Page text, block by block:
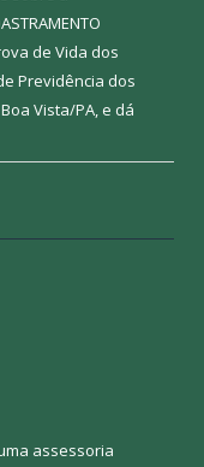
de Vida dos
Previdência dos
Vista/PA, e dá
assessoria